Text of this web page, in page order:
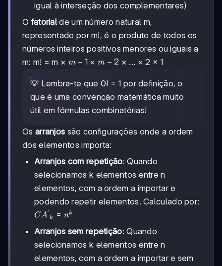
igual à interseção dos complementares)
O fatorial de um número natural m,
representado por m!, é o produto de todos os
números inteiros positivos menores ou iguais a
m: m! = m × m-
m − 1 × m
m − 2 × ... × 2 × 1
💡 Lembra-te que 0! = 1 por definição, o
que é uma convenção matemática muito
útil em fórmulas combinatórias!
Os arranjos são configurações onde a ordem
dos elementos importa:
Arranjos com repetição: Quando
selecionamos k elementos entre n
elementos, com a ordem a importar e
podendo repetir elementos. Calculado por:
{CA^{\prime}}_{k}=n^k
CA′
k = nk
Arranjos sem repetição: Quando
selecionamos k elementos entre n
elementos, com a ordem a importar e sem